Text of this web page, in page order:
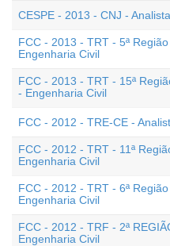
CESPE - 2013 - CNJ -
FCC - 2013 - TRT - 5ª
Engenharia Civil
FCC - 2013 - TRT - 15ª
- Engenharia Civil
FCC - 2012 - TRE-CE -
FCC - 2012 - TRT - 11ª
Engenharia Civil
FCC - 2012 - TRT - 6ª
Engenharia Civil
FCC - 2012 - TRF - 2ª
Engenharia Civil